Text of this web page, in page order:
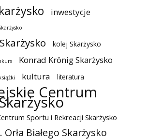
inwestycje
kolej Skarżysko
Konrad Krönig Skarżysko
kultura literatura
Centrum
Sportu i Rekreacji Skarżysko
Białego Skarżysko